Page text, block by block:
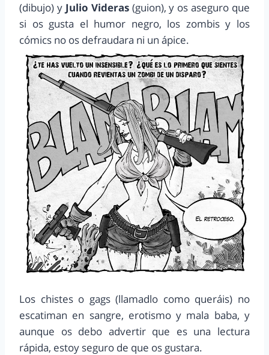
(dibujo) y Julio Videras(guion), y os aseguro que
si os gusta el humor negro, los zombis y los
cómics no os defraudara ni un ápice.
Los chistes o gags (llamadlo como queráis) no
escatiman en sangre, erotismo y mala baba, y
aunque os debo advertir que es una lectura
rápida, estoy seguro de que os gustara.